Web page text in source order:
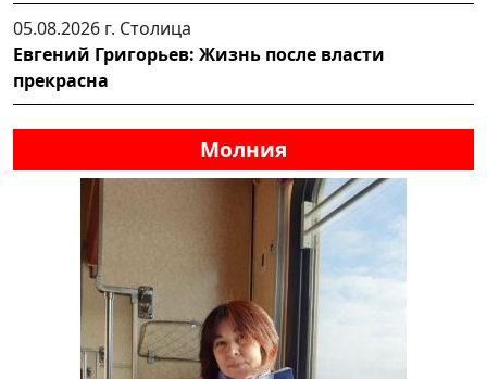
05.08.2026 г. Столица
Евгений Григорьев: Жизнь после власти
прекрасна
Молния